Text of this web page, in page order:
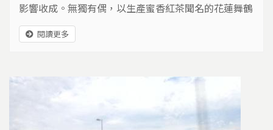
影響收成。無獨有偶，以生產蜜香紅茶聞名的花蓮舞鶴
台地，也因為乾旱和高溫，導致茶樹嚴重受損。面對越
來越頻繁的熱傷害威脅，農民該如何備戰呢？
閱讀更多